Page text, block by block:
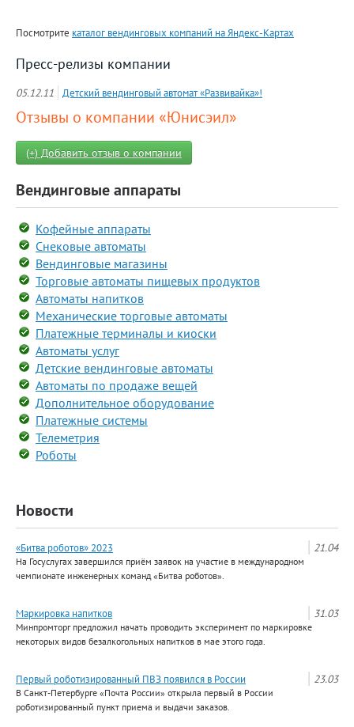
Посмотрите каталог вендинговых компаний на Яндекс-Картах
Пресс-релизы компании
05.12.11 Детский вендинговый автомат «Развивайка»!
Отзывы о компании «Юнисэил»
(+) Добавить отзыв о компании
Вендинговые аппараты
Кофейные аппараты
Снековые автоматы
Вендинговые магазины
Торговые автоматы пищевых продуктов
Автоматы напитков
Механические торговые автоматы
Платежные терминалы и киоски
Автоматы услуг
Детские вендинговые автоматы
Автоматы по продаже вещей
Дополнительное оборудование
Платежные системы
Телеметрия
Роботы
Новости
21.04
«Битва роботов» 2023
На Госуслугах завершился приём заявок на участие в международном
чемпионате инженерных команд «Битва роботов».
31.03
Маркировка напитков
Минпромторг предложил начать проводить эксперимент по маркировке
некоторых видов безалкогольных напитков в мае этого года.
23.03
Первый роботизированный ПВЗ появился в России
В Санкт-Петербурге «Почта России» открыла первый в России
роботизированный пункт приема и выдачи заказов.